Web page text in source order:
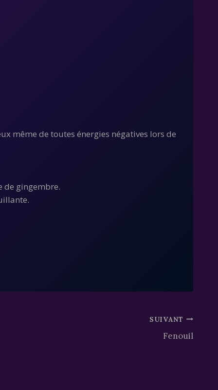
même de toutes énergies négatives lors de
de gingembre.
SUIVANT
Fenouil